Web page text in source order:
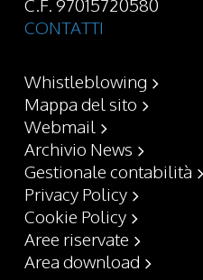
C.F. 97015720580
CONTATTI
Whistleblowing
Mappa del sito
Webmail
Archivio News
Gestionale contabilità
Privacy Policy
Cookie Policy
Aree riservate
Area download